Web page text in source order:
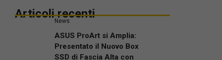
Articoli recenti
News
ASUS ProArt si Amplia:
Presentato il Nuovo Box
SSD di Fascia Alta con